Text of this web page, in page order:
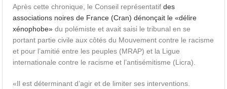
Après cette chronique, le Conseil représentatifdes
associations noires de France (Cran) dénonçait le «délire
xénophobe» du polémiste et avait saisi le tribunal en se
portant partie civile aux côtés du Mouvement contre le racisme
et pour l’amitié entre les peuples (MRAP) et la Ligue
internationale contre le racisme et l’antisémitisme (Licra).
«Il est déterminant d’agir et de limiter ses interventions.